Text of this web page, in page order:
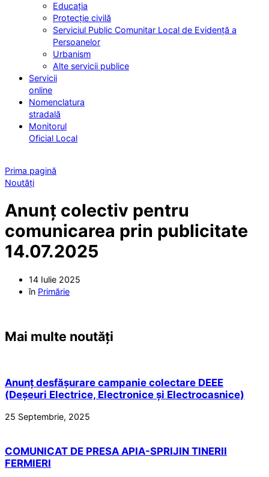
Educația
Protecție civilă
Serviciul Public Comunitar Local de Evidență a
Persoanelor
Urbanism
Alte servicii publice
Servicii
online
Nomenclatura
stradală
Monitorul
Oficial Local
Prima pagină
Noutăți
Anunț colectiv pentru
comunicarea prin publicitate
14.07.2025
14 Iulie 2025
în Primărie
Mai multe noutăți
Anunț desfășurare campanie colectare DEEE
(Deșeuri Electrice, Electronice și Electrocasnice)
25 Septembrie, 2025
COMUNICAT DE PRESA APIA-SPRIJIN TINERII
FERMIERI